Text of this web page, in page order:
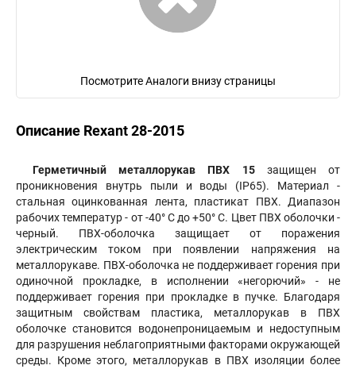
Посмотрите Аналоги внизу страницы
Описание Rexant 28-2015
Герметичный металлорукав ПВХ 15защищен от
проникновения внутрь пыли и воды (IP65). Материал -
стальная оцинкованная лента, пластикат ПВХ. Диапазон
рабочих температур - от -40° C до +50° C. Цвет ПВХ оболочки -
черный. ПВХ-оболочка защищает от поражения
электрическим током при появлении напряжения на
металлорукаве. ПВХ-оболочка не поддерживает горения при
одиночной прокладке, в исполнении «негорючий» - не
поддерживает горения при прокладке в пучке. Благодаря
защитным свойствам пластика, металлорукав в ПВХ
оболочке становится водонепроницаемым и недоступным
для разрушения неблагоприятными факторами окружающей
среды. Кроме этого, металлорукав в ПВХ изоляции более